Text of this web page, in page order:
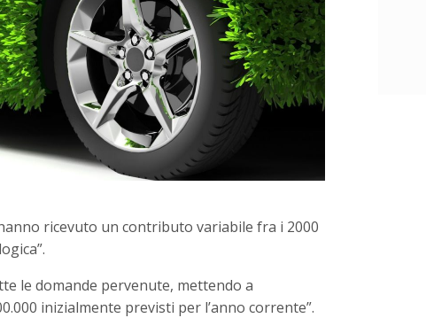
ricevuto un contributo variabile fra i 2000
le domande pervenute, mettendo a
inizialmente previsti per l’anno corrente”.